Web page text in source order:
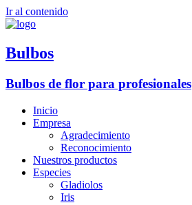
Ir al contenido
Bulbos
Bulbos de flor para profesionales
Inicio
Empresa
Agradecimiento
Reconocimiento
Nuestros productos
Especies
Gladiolos
Iris